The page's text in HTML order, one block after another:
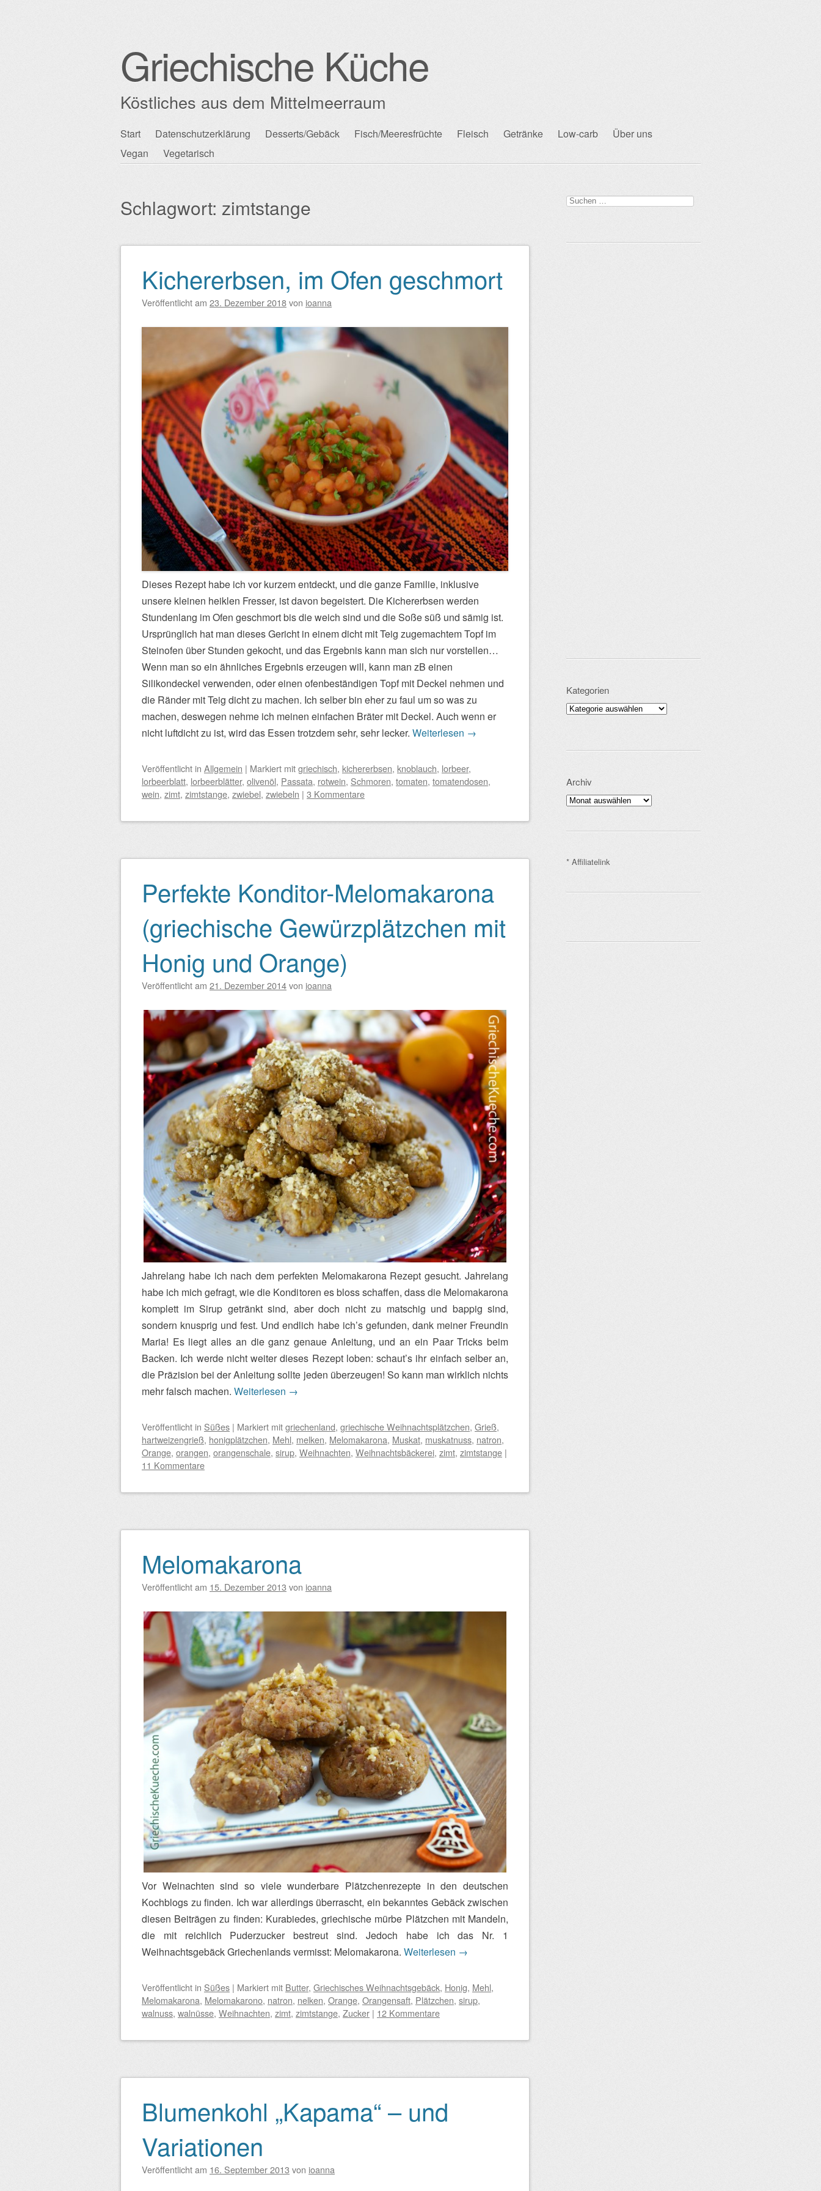
Griechische Küche
Köstliches aus dem Mittelmeerraum
Hauptmenü
Zum
Inhalt
Start Datenschutzerklärung Desserts/Gebäck Fisch/Meeresfrüchte Fleisch Getränke Low-carb
Über uns
Vegan
Vegetarisch
Schlagwort: zimtstange
Beitragsnavigation
Kichererbsen, im Ofen geschmort
Veröffentlicht am 23. Dezember 2018von ioanna
Dieses Rezept habe ich vor kurzem entdeckt, und die ganze Familie, inklusive
unsere kleinen heiklen Fresser, ist davon begeistert. Die Kichererbsen werden
Stundenlang im Ofen geschmort bis die weich sind und die Soße süß und sämig ist.
Ursprünglich hat man dieses Gericht in einem dicht mit Teig zugemachtem Topf im
Steinofen über Stunden gekocht, und das Ergebnis kann man sich nur vorstellen…
Wenn man so ein ähnliches Ergebnis erzeugen will, kann man zB einen
Silikondeckel verwenden, oder einen ofenbeständigen Topf mit Deckel nehmen und
die Ränder mit Teig dicht zu machen. Ich selber bin eher zu faul um so was zu
machen, deswegen nehme ich meinen einfachen Bräter mit Deckel. Auch wenn er
nicht luftdicht zu ist, wird das Essen trotzdem sehr, sehr lecker. Weiterlesen →
Veröffentlicht in Allgemein | Markiert mitgriechisch, kichererbsen, knoblauch, lorbeer,
lorbeerblatt, lorbeerblätter, olivenöl, Passata, rotwein, Schmoren, tomaten, tomatendosen,
wein, zimt, zimtstange, zwiebel, zwiebeln | 3 Kommentare
Perfekte Konditor-Melomakarona
(griechische Gewürzplätzchen mit
Honig und Orange)
Veröffentlicht am 21. Dezember 2014von ioanna
Jahrelang habe ich nach dem perfekten Melomakarona Rezept gesucht. Jahrelang
habe ich mich gefragt, wie die Konditoren es bloss schaffen, dass die Melomakarona
komplett im Sirup getränkt sind, aber doch nicht zu matschig und bappig sind,
sondern knusprig und fest. Und endlich habe ich’s gefunden, dank meiner Freundin
Maria! Es liegt alles an die ganz genaue Anleitung, und an ein Paar Tricks beim
Backen. Ich werde nicht weiter dieses Rezept loben: schaut’s ihr einfach selber an,
die Präzision bei der Anleitung sollte jeden überzeugen! So kann man wirklich nichts
mehr falsch machen. Weiterlesen →
Veröffentlicht in Süßes | Markiert mitgriechenland, griechische Weihnachtsplätzchen, Grieß,
hartweizengrieß, honigplätzchen, Mehl, melken, Melomakarona, Muskat, muskatnuss, natron,
Orange, orangen, orangenschale, sirup, Weihnachten, Weihnachtsbäckerei, zimt, zimtstange |
11 Kommentare
Melomakarona
Veröffentlicht am 15. Dezember 2013 von ioanna
Vor Weinachten sind so viele wunderbare Plätzchenrezepte in den deutschen
Kochblogs zu finden. Ich war allerdings überrascht, ein bekanntes Gebäck zwischen
diesen Beiträgen zu finden: Kurabiedes, griechische mürbe Plätzchen mit Mandeln,
die mit reichlich Puderzucker bestreut sind. Jedoch habe ich das Nr. 1
Weihnachtsgebäck Griechenlands vermisst: Melomakarona. Weiterlesen →
Veröffentlicht in Süßes | Markiert mit Butter, Griechisches Weihnachtsgebäck, Honig, Mehl,
Melomakarona, Melomakarono, natron, nelken, Orange, Orangensaft, Plätzchen, sirup,
walnuss, walnüsse, Weihnachten, zimt, zimtstange, Zucker | 12 Kommentare
Blumenkohl „Kapama“ – und
Variationen
Veröffentlicht am 16. September 2013 von ioanna
Suchen
nach:
Kategorien
Kategorien
Archiv
Archiv
* Affiliatelink